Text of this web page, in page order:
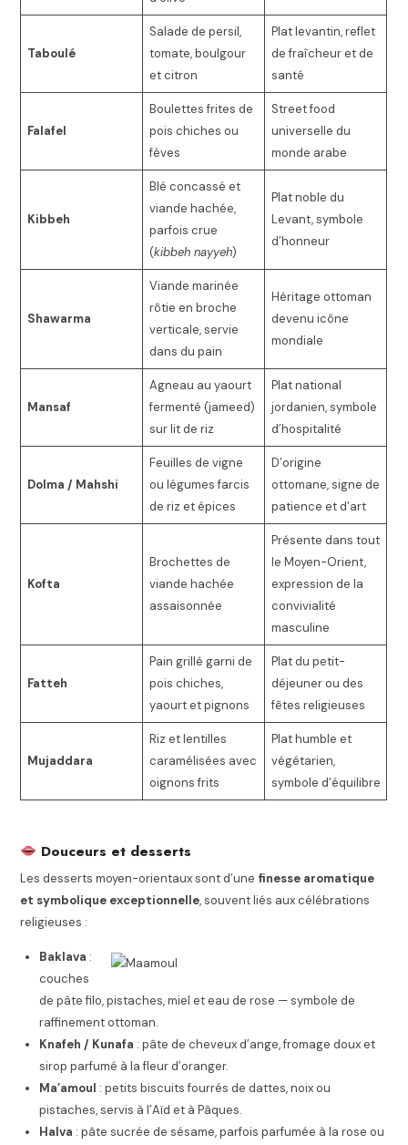
Taboulé
Salade de persil,
tomate, boulgour
et citron
Plat levantin, reflet
de fraîcheur et de
santé
Falafel
Boulettes frites de
pois chiches ou
fèves
Street food
universelle du
monde arabe
Kibbeh
Blé concassé et
viande hachée,
parfois crue
(kibbeh nayyeh)
Plat noble du
Levant, symbole
d’honneur
Shawarma
Viande marinée
rôtie en broche
verticale, servie
dans du pain
Héritage ottoman
devenu icône
mondiale
Mansaf
Agneau au yaourt
fermenté (jameed)
sur lit de riz
Plat national
jordanien, symbole
d’hospitalité
Dolma / Mahshi
Feuilles de vigne
ou légumes farcis
de riz et épices
D’origine
ottomane, signe de
patience et d’art
Kofta
Brochettes de
viande hachée
assaisonnée
Présente dans tout
le Moyen-Orient,
expression de la
convivialité
masculine
Fatteh
Pain grillé garni de
pois chiches,
yaourt et pignons
Plat du petit-
déjeuner ou des
fêtes religieuses
Mujaddara
Riz et lentilles
caramélisées avec
oignons frits
Plat humble et
végétarien,
symbole d’équilibre
Douceurs et desserts
Les desserts moyen-orientaux sont d’une finesse aromatique
et symbolique exceptionnelle, souvent liés aux célébrations
religieuses :
Baklava :
couches
de pâte filo, pistaches, miel et eau de rose — symbole de
raffinement ottoman.
Knafeh / Kunafa : pâte de cheveux d’ange, fromage doux et
sirop parfumé à la fleur d’oranger.
Ma’amoul : petits biscuits fourrés de dattes, noix ou
pistaches, servis à l’Aïd et à Pâques.
Halva : pâte sucrée de sésame, parfois parfumée à la rose ou